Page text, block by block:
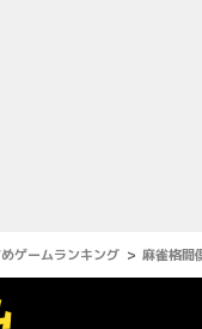
ゲームランキング 麻雀格闘